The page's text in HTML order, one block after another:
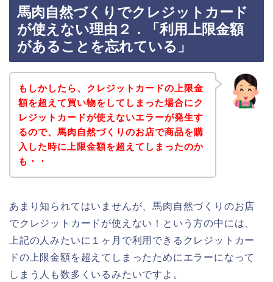
馬肉自然づくりでクレジットカード
が使えない理由２．「利用上限金額
があることを忘れている」
もしかしたら、クレジットカードの上限金
額を超えて買い物をしてしまった場合にク
レジットカードが使えないエラーが発生す
るので、馬肉自然づくりのお店で商品を購
入した時に上限金額を超えてしまったのか
も・・
あまり知られてはいませんが、馬肉自然づくりのお店
でクレジットカードが使えない！という方の中には、
上記の人みたいに１ヶ月で利用できるクレジットカー
ドの上限金額を超えてしまったためにエラーになって
しまう人も数多くいるみたいですよ。